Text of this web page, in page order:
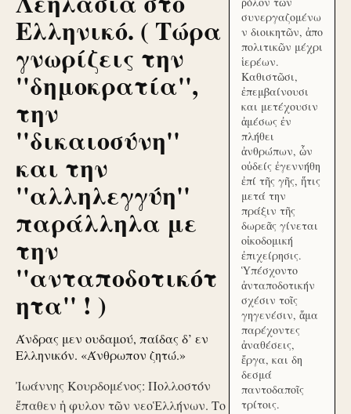
Ελληνικό. ( Τώρα
γνωρίζεις την
''δημοκρατία'',
την
''δικαιοσύνη''
και την
''αλληλεγγύη''
παράλληλα με
την
''ανταποδοτικότ
ητα'' ! )
Άνδρας μεν ουδαμού, παίδας δ’ εν
Ελληνικόν. «Άνθρωπον ζητώ.»
Ἰωάννης Κουρδομένος: Πολλοστόν
ἔπαθεν ἡ φυλον τῶν νεοἙλλήνων. Το
συνεργαζομένω
ν διοικητῶν, ἀπο
πολιτικῶν μέχρι
ἱερέων.
Καθιστῶσι,
ἐπεμβαίνουσι
και μετέχουσιν
ἀμέσως ἐν
πλήθει
ἀνθρώπων, ὧν
οὐδείς ἐγεννήθη
ἐπί τῆς γῆς, ἥτις
μετά την
πράξιν τῆς
δωρεᾶς γίνεται
οἰκοδομική
ἐπιχείρησις.
Ὑπέσχοντο
ἀνταποδοτικήν
σχέσιν τοῖς
γηγενέσιν, ἅμα
παρέχοντες
ἀναθέσεις,
ἔργα, και δη
δεσμά
παντοδαποῖς
τρίτοις.